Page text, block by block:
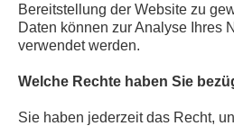
Bereitstellung der Website zu
Daten können zur Analyse Ihres
verwendet werden.
Welche Rechte haben Sie
Sie haben jederzeit das Recht,